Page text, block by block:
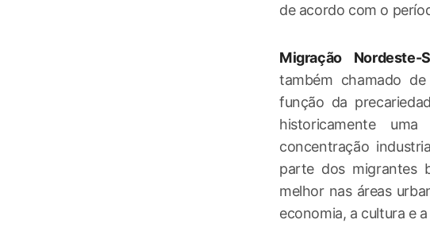
de acordo com o
Migração Nordeste-
também chamado de
função da
historicamente
concentração
parte dos migrantes
melhor nas áreas
economia, a cultura e